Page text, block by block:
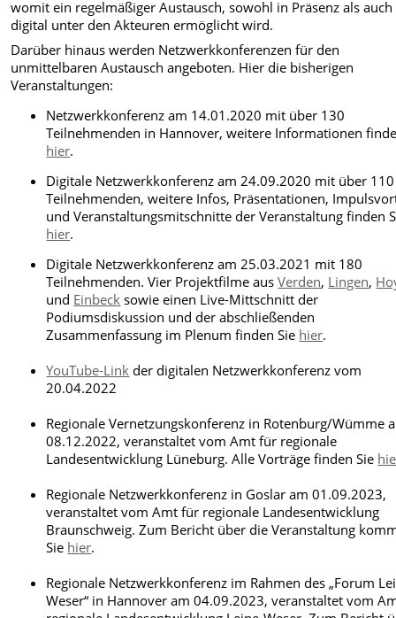
womit ein regelmäßiger Austausch, sowohl in Präsenz als auch
digital unter den Akteuren ermöglicht wird.
Darüber hinaus werden Netzwerkkonferenzen für den
unmittelbaren Austausch angeboten. Hier die bisherigen
Veranstaltungen:
Netzwerkkonferenz am 14.01.2020 mit über 130
Teilnehmenden in Hannover, weitere Informationen
hier.
Digitale Netzwerkkonferenz am 24.09.2020 mit über 110
Teilnehmenden, weitere Infos, Präsentationen,
und Veranstaltungsmitschnitte der Veranstaltung finden
hier.
Digitale Netzwerkkonferenz am 25.03.2021 mit 180
Teilnehmenden. Vier Projektfilme ausVerden, Lingen,
und Einbeck sowie einen Live-Mittschnitt der
Podiumsdiskussion und der abschließenden
Zusammenfassung im Plenum finden Sie hier.
YouTube-Link der digitalen Netzwerkkonferenz vom
20.04.2022
Regionale Vernetzungskonferenz in Rotenburg/Wümme
08.12.2022, veranstaltet vom Amt für regionale
Landesentwicklung Lüneburg. Alle Vorträge finden Sie
Regionale Netzwerkkonferenz in Goslar am 01.09.2023,
veranstaltet vom Amt für regionale Landesentwicklung
Braunschweig. Zum Bericht über die Veranstaltung
Sie hier.
Regionale Netzwerkkonferenz im Rahmen des „Forum
Weser“ in Hannover am 04.09.2023, veranstaltet vom